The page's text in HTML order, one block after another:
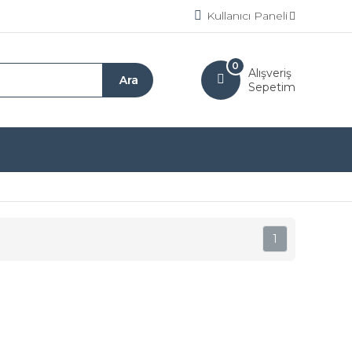
Kullanıcı Paneli
Alışveriş
Sepetim
0
1